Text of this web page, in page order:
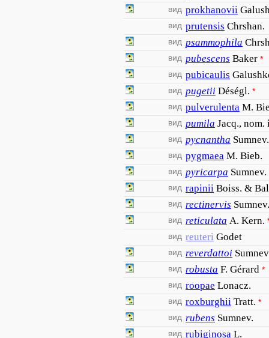
вид prokhanovii
вид prutensis Chrshan.
вид psammophila
вид pubescens Baker *
вид pubicaulis
вид pugetii Déségl. *
вид pulverulenta M.
вид pumila Jacq., nom.
вид pycnantha Sumnev.
вид pygmaea M. Bieb.
вид pyricarpa Sumnev.
вид rapinii Boiss. &
вид rectinervis Sumnev.
вид reticulata A. Kern.
вид reuteri Godet
вид reverdattoi
вид robusta F. Gérard *
вид roopae Lonacz.
вид roxburghii Tratt. *
вид rubens Sumnev.
вид rubiginosa L.